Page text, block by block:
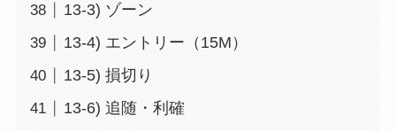
13-3) ゾーン
13-4) エントリー（15M）
13-5) 損切り
13-6) 追随・利確